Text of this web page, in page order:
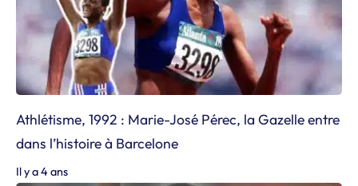
Athlétisme, 1992 : Marie-José Pérec, la Gazelle entre
dans l’histoire à Barcelone
Il y a 4 ans